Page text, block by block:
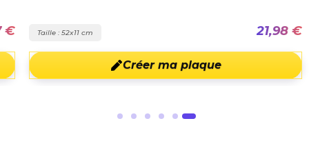
€ Taille : 52x11 cm 21,98 €
Créer ma plaque